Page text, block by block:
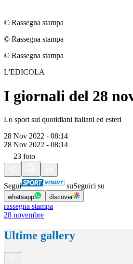
© Rassegna stampa
© Rassegna stampa
© Rassegna stampa
L'EDICOLA
I giornali del 28
Lo sport sui quotidiani italiani ed esteri
28 Nov 2022 - 08:14
28 Nov 2022 - 08:14
23 foto
Segui suSeguici su
whatsapp discover
rassegna stampa
28 novembre
Ultime gallery